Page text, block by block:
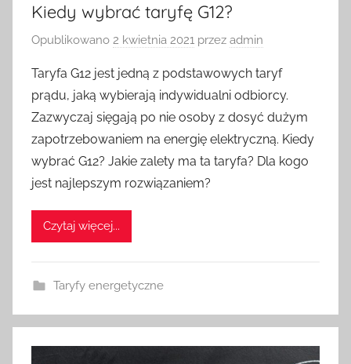
Kiedy wybrać taryfę G12?
Opublikowano 2 kwietnia 2021 przez admin
Taryfa G12 jest jedną z podstawowych taryf
prądu, jaką wybierają indywidualni odbiorcy.
Zazwyczaj sięgają po nie osoby z dosyć dużym
zapotrzebowaniem na energię elektryczną. Kiedy
wybrać G12? Jakie zalety ma ta taryfa? Dla kogo
jest najlepszym rozwiązaniem?
Czytaj więcej...
Taryfy energetyczne